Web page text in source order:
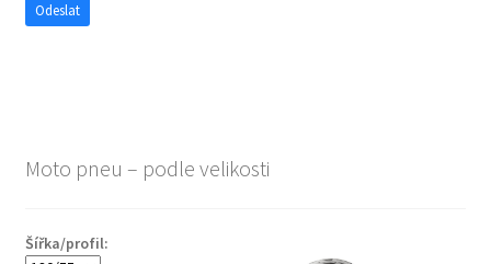
Odeslat
Moto pneu – podle velikosti
Šířka/profil: